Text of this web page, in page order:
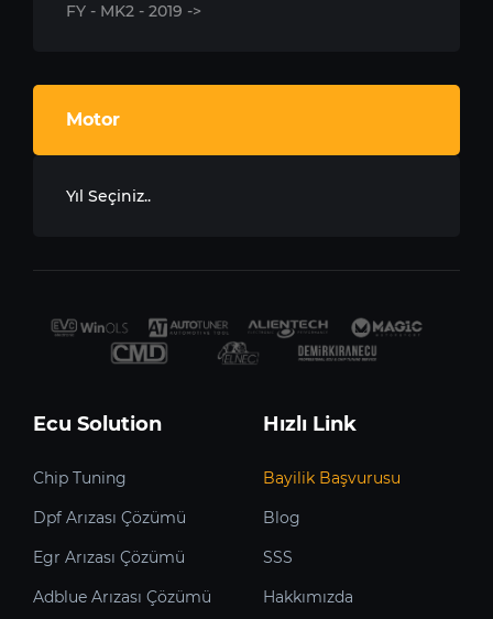
FY - MK2 - 2019 ->
Motor
Yıl Seçiniz..
Ecu Solution
Chip Tuning
Dpf Arızası Çözümü
Egr Arızası Çözümü
Adblue Arızası Çözümü
Hızlı Link
Bayilik Başvurusu
Blog
SSS
Hakkımızda